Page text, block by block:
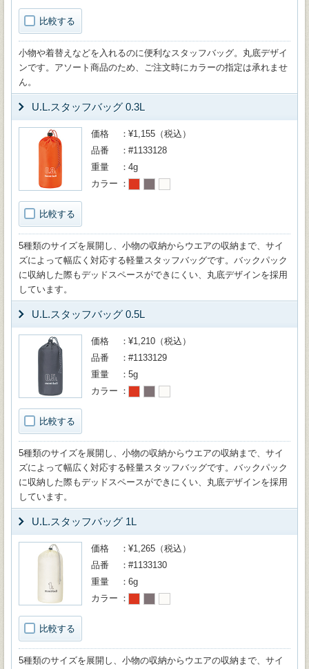
比較する
小物や着替えなどを入れるのに便利なスタッフバッグ。丸底デザイ
ンです。アソート商品のため、ご注文時にカラーの指定は承れませ
ん。
U.L.スタッフバッグ 0.3L
比較する
価格
¥1,155（税込）
品番
#1133128
重量
4g
カラー
5種類のサイズを展開し、小物の収納からウエアの収納まで、サイ
ズによって幅広く対応する軽量スタッフバッグです。バックパック
に収納した際もデッドスペースができにくい、丸底デザインを採用
しています。
U.L.スタッフバッグ 0.5L
比較する
価格
¥1,210（税込）
品番
#1133129
重量
5g
カラー
5種類のサイズを展開し、小物の収納からウエアの収納まで、サイ
ズによって幅広く対応する軽量スタッフバッグです。バックパック
に収納した際もデッドスペースができにくい、丸底デザインを採用
しています。
U.L.スタッフバッグ 1L
比較する
価格
¥1,265（税込）
品番
#1133130
重量
6g
カラー
5種類のサイズを展開し、小物の収納からウエアの収納まで、サイ